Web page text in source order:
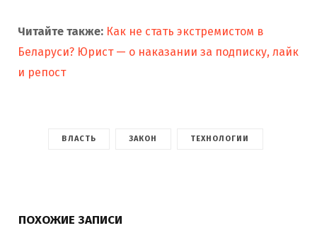
Читайте также: Как не стать экстремистом в
Беларуси? Юрист — о наказании за подписку, лайк
и репост
ВЛАСТЬ ЗАКОН ТЕХНОЛОГИИ
ПОХОЖИЕ ЗАПИСИ